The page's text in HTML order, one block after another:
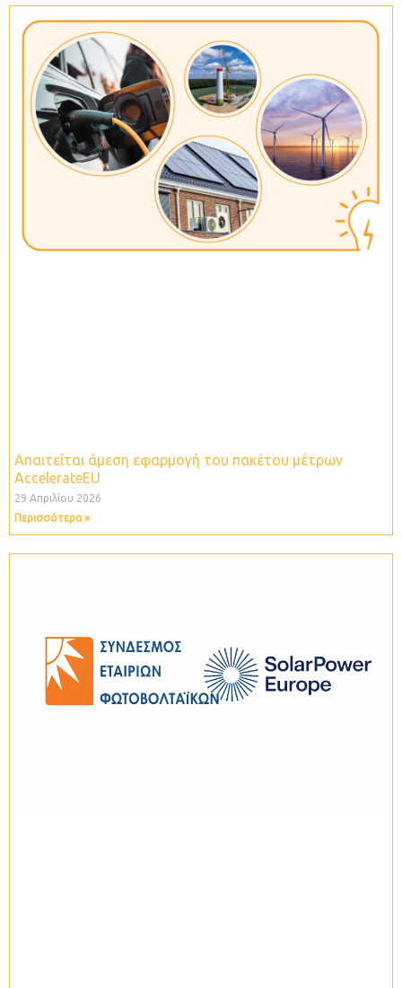
Απαιτείται άμεση εφαρμογή του πακέτου μέτρων
ΑccelerateEU
29 Απριλίου 2026
Περισσότερα »